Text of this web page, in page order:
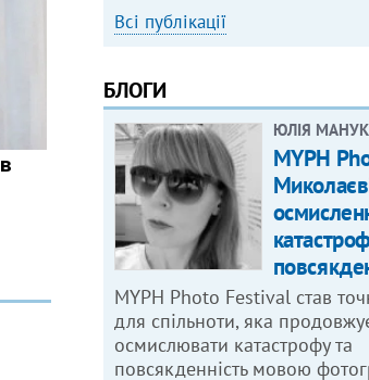
Всі публікації
БЛОГИ
ЮЛІЯ
MYPH
MYPH Photo Festival став
для спільноти, яка
осмислювати катастрофу та
повсякденність мовою